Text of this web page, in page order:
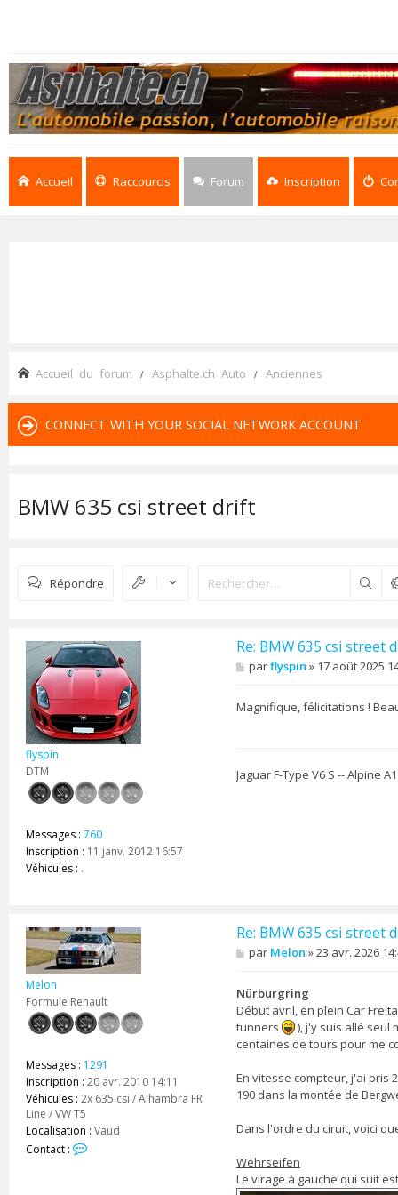
Accueil Raccourcis Forum Inscription
Accueil du forum Asphalte.ch Auto Anciennes
CONNECT WITH YOUR SOCIAL NETWORK ACCOUNT
BMW 635 csi street drift
Répondre
flyspin
DTM
Messages : 760
Inscription : 11 janv. 2012 16:57
Véhicules : .
Re: BMW 635 csi street
M
e
s
parflyspin » 17 août 2025
Magnifique, félicitations !
Jaguar F-Type V6 S -- Alpine
Melon
Formule Renault
Messages : 1291
Inscription : 20 avr. 2010 14:11
Véhicules : 2x 635 csi / Alhambra FR
Line / VW T5
Localisation : Vaud
Contact :
Re: BMW 635 csi street
M
e
s
a
g
e
par Melon »23 avr. 2026
Nürburgring
Début avril, en plein Car
tunners
), j'y suis allé seul
centaines de tours pour me
En vitesse compteur, j'ai pris
190 dans la montée de
Dans l'ordre du ciruit, voici
Wehrseifen
Le virage à gauche qui suit